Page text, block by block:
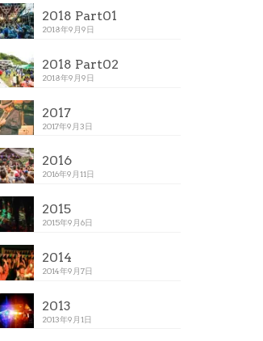
2018 Part01
2018年9月9日
2018 Part02
2018年9月9日
2017
2017年9月3日
2016
2016年9月11日
2015
2015年9月6日
2014
2014年9月7日
2013
2013年9月1日